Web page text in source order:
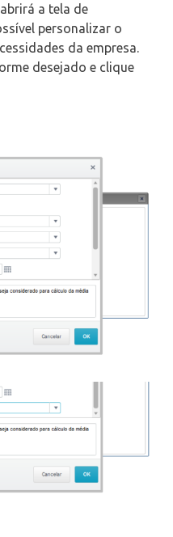
a tela de
personalizar o
da empresa.
desejado e clique